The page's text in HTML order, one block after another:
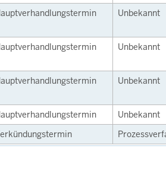
Unbekannt
Unbekannt
Unbekannt
Unbekannt